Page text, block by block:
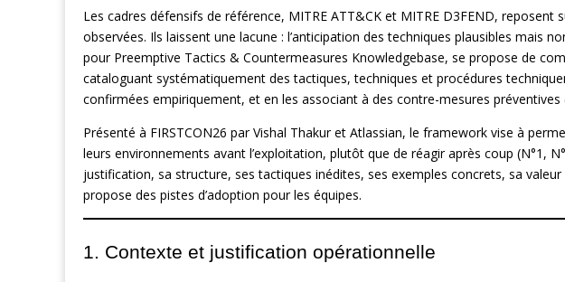
Les cadres défensifs de référence, MITRE ATT&CK et MITRE D3FEND, reposent
observées. Ils laissent une lacune : l’anticipation des techniques plausibles mais
pour Preemptive Tactics & Countermeasures Knowledgebase, se propose de
cataloguant systématiquement des tactiques, techniques et procédures
confirmées empiriquement, et en les associant à des contre-mesures préventives
Présenté à FIRSTCON26 par Vishal Thakur et Atlassian, le framework vise à
leurs environnements avant l’exploitation, plutôt que de réagir après coup (N°1,
justification, sa structure, ses tactiques inédites, ses exemples concrets, sa
propose des pistes d’adoption pour les équipes.
1. Contexte et justification opérationnelle